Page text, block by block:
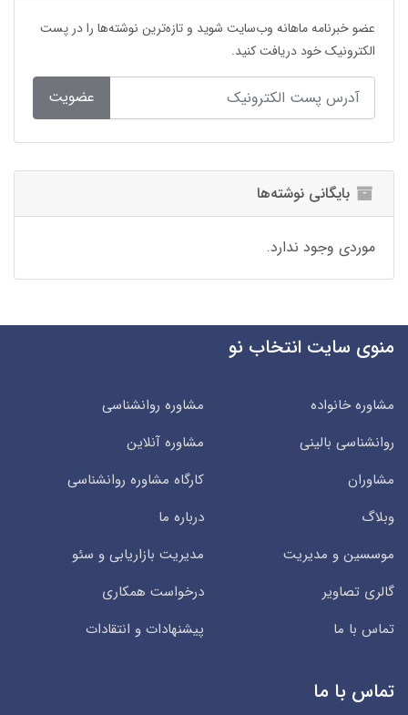
عضو خبرنامه ماهانه وب‌سایت شوید و تازه‌ترین نوشته‌ها را در پست
الکترونیک خود دریافت کنید.
عضویت
بایگانی نوشته‌ها
موردی وجود ندارد.
منوی سایت انتخاب نو
مشاوره خانواده
مشاوره روانشناسی
روانشناسی بالینی
مشاوره آنلاین
مشاوران
کارگاه مشاوره روانشناسی
وبلاگ
درباره ما
موسسین و مدیریت
مدیریت بازاریابی و سئو
گالری تصاویر
درخواست همکاری
تماس با ما
پیشنهادات و انتقادات
تماس با ما